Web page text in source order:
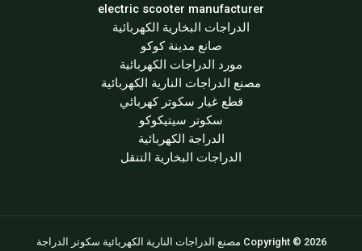
electric scooter manufacturer
الدراجات البخارية الكهربائية
صانع مدينة كوكو
مورد الدراجات الكهربائية
مصنع الدراجات النارية الكهربائية
قطع غيار سكوتر كهربائي
سكوتر سيتيكوكو
الدراجة الكهربائية
الدراجات البخارية التنقل
Copyright © 2026 مصنع الدراجات النارية الكهربائية سكوتر الدراجة